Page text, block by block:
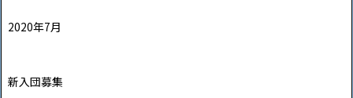
2020年7月
新入団募集